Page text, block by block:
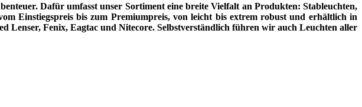
Dafür umfasst unser Sortiment eine breite Vielfalt an Produkten: Stableuchten,
Einstiegspreis bis zum Premiumpreis, von leicht bis extrem robust und erhältlich in
Lenser, Fenix, Eagtac und Nitecore. Selbstverständlich führen wir auch Leuchten aller